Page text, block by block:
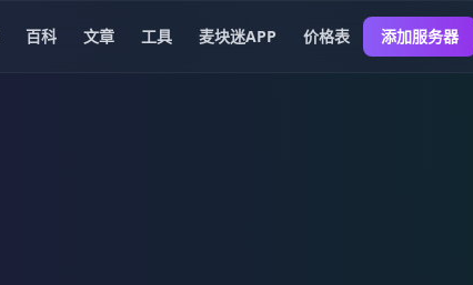
百科 文章 工具 麦块迷APP 价格表 添加服务器